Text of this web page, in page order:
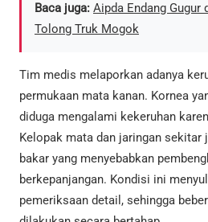
Baca juga: Aipda Endang Gugur
Tolong Truk Mogok
Tim medis melaporkan adanya
permukaan mata kanan. Kornea
diduga mengalami kekeruhan
Kelopak mata dan jaringan sekitar
bakar yang menyebabkan
berkepanjangan. Kondisi ini
pemeriksaan detail, sehingga